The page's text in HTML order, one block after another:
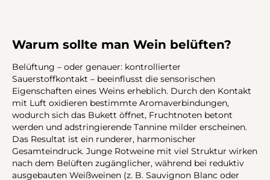
Warum sollte man Wein belüften?
Belüftung – oder genauer: kontrollierter
Sauerstoffkontakt – beeinflusst die sensorischen
Eigenschaften eines Weins erheblich. Durch den Kontakt
mit Luft oxidieren bestimmte Aromaverbindungen,
wodurch sich das Bukett öffnet, Fruchtnoten betont
werden und adstringierende Tannine milder erscheinen.
Das Resultat ist ein runderer, harmonischer
Gesamteindruck. Junge Rotweine mit viel Struktur wirken
nach dem Belüften zugänglicher, während bei reduktiv
ausgebauten Weißweinen (z. B. Sauvignon Blanc oder